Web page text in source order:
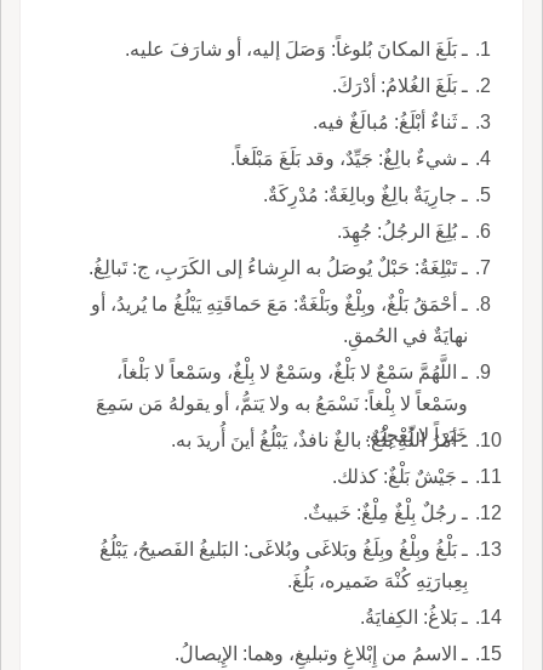
ـ بَلَغَ المكانَ بُلوغاً: وَصَلَ إليه، أو شارَفَ عليه.
ـ بَلَغَ الغُلامُ: أدْرَكَ.
ـ ثَناءٌ أبْلَغُ: مُبالَغٌ فيه.
ـ شيءٌ بالِغٌ: جَيِّدٌ، وقد بَلَغَ مَبْلَغاً.
ـ جارِيَةٌ بالِغٌ وبالِغَةٌ: مُدْرِكَةٌ.
ـ بُلِغَ الرجُلُ: جُهِدَ.
ـ تَبْلِغَةُ: حَبْلٌ يُوصَلُ به الرِشاءُ إلى الكَرَبِ، ج: تَبالِغُ.
ـ أحْمَقُ بَلْغٌ، وبِلْغٌ وبَلْغَةٌ: مَعَ حَماقَتِهِ يَبْلُغُ ما يُريدُ، أو
نهايَةٌ في الحُمقِ.
ـ اللَّهُمَّ سَمْعٌ لا بَلْغٌ، وسَمْعٌ لا بِلْغٌ، وسَمْعاً لا بَلْغاً،
وسَمْعاً لا بِلْغاً: نَسْمَعُ به ولا يَتمُّ، أو يقولهُ مَن سَمِعَ
خَبَرَاً لا يُعْجِبُه.
ـ أمْرُ اللّهِ بَلْغٌ: بالغٌ نافذٌ، يَبْلُغُ أينَ أُريدَ به.
ـ جَيْشٌ بَلْغٌ: كذلك.
ـ رجُلٌ بِلْغٌ مِلْغٌ: خَبيثٌ.
ـ بَلْغُ وبِلْغُ وبِلَغُ وبَلاغَى وبُلاغَى: البَليغُ الفَصيحُ، يَبْلُغُ
بِعِبارَتِهِ كُنْهَ ضَميره، بَلُغَ.
ـ بَلاغُ: الكِفايَةُ.
ـ الاسمُ من إِبْلاغِ وتبليغِ، وهما: الإِيصالُ.